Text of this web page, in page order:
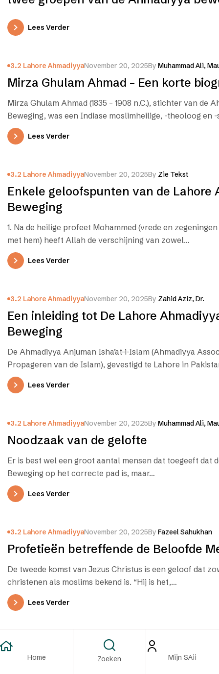
Lees Verder
3.2 Lahore AhmadiyyaNovember 20, 2025By Muhammad Ali,
Mirza Ghulam Ahmad – Een korte
Mirza Ghulam Ahmad (1835 – 1908 n.C.), stichter van de
Beweging, was een Indiase moslimheilige, -theoloog en
Lees Verder
3.2 Lahore AhmadiyyaNovember 20, 2025By Zie Tekst
Enkele geloofspunten van de Lahore
Beweging
1. Na de heilige profeet Mohammed (vrede en
met hem) heeft Allah de verschijning van zowel…
Lees Verder
3.2 Lahore AhmadiyyaNovember 20, 2025By Zahid Aziz, Dr.
Een inleiding tot De Lahore
Beweging
De Ahmadiyya Anjuman Isha’at-i-Islam (Ahmadiyya
Propageren van de Islam), gevestigd te Lahore in
internationale…
Lees Verder
3.2 Lahore AhmadiyyaNovember 20, 2025By Muhammad Ali,
Noodzaak van de gelofte
Er is best wel een groot aantal mensen dat toegeeft dat
Beweging op het correcte pad is, maar…
Lees Verder
3.2 Lahore AhmadiyyaNovember 20, 2025By Fazeel Sahukhan
Profetieën betreffende de Beloofde
De tweede komst van Jezus Christus is een geloof dat
christenen als moslims bekend is. “Hij is het,…
Lees Verder
1.3 Interreligieus Omgang 2.3 MultimediaNovember 19, 2025
More alike than different – Islam and
Home Zoeken Mijn SAii